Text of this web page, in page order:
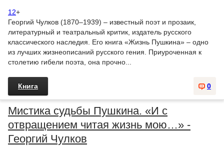
12+
Георгий Чулков (1870–1939) – известный поэт и прозаик,
литературный и театральный критик, издатель русского
классического наследия. Его книга «Жизнь Пушкина» – одно
из лучших жизнеописаний русского гения. Приуроченная к
столетию гибели поэта, она прочно...
0
Книга
Мистика судьбы Пушкина. «И с
отвращением читая жизнь мою…» -
Георгий Чулков